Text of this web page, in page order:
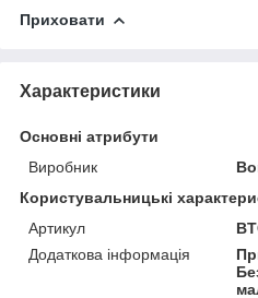
Приховати
Характеристики
Основні атрибути
Виробник
Користувальницькі
Артикул
Додаткова інформація